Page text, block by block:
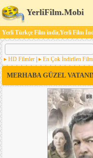
YerliFilm.Mobi
Yerli Türkçe Film indir,Yerli Film
HD Filmler En Çok İndirilen
MERHABA GÜZEL